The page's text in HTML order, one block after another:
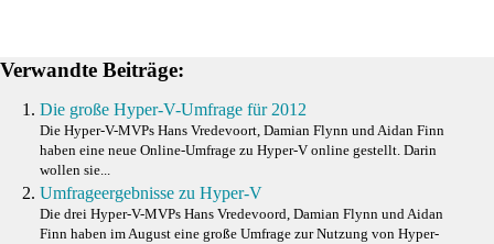
Verwandte Beiträge:
Die große Hyper-V-Umfrage für 2012
Die Hyper-V-MVPs Hans Vredevoort, Damian Flynn und Aidan Finn
haben eine neue Online-Umfrage zu Hyper-V online gestellt. Darin
wollen sie...
Umfrageergebnisse zu Hyper-V
Die drei Hyper-V-MVPs Hans Vredevoord, Damian Flynn und Aidan
Finn haben im August eine große Umfrage zur Nutzung von Hyper-